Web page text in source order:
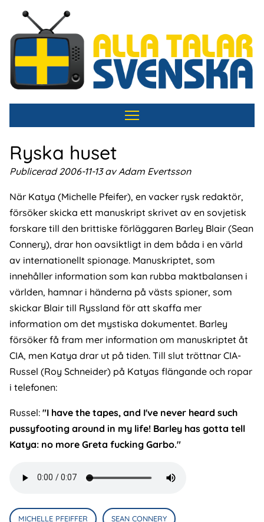
Hoppa
huvudinnehåll
Ryska huset
Publicerad 2006-11-13 av Adam Evertsson
När Katya (Michelle Pfeifer), en vacker rysk redaktör,
försöker skicka ett manuskript skrivet av en sovjetisk
forskare till den brittiske förläggaren Barley Blair (Sean
Connery), drar hon oavsiktligt in dem båda i en värld
av internationellt spionage. Manuskriptet, som
innehåller information som kan rubba maktbalansen i
världen, hamnar i händerna på västs spioner, som
skickar Blair till Ryssland för att skaffa mer
information om det mystiska dokumentet. Barley
försöker få fram mer information om manuskriptet åt
CIA, men Katya drar ut på tiden. Till slut tröttnar CIA-
Russel (Roy Schneider) på Katyas flängande och ropar
i telefonen:
Russel: "I have the tapes, and I've never heard such
pussyfooting around in my life! Barley has gotta tell
Katya: no more Greta fucking Garbo."
file
MICHELLE PFEIFFER SEAN CONNERY